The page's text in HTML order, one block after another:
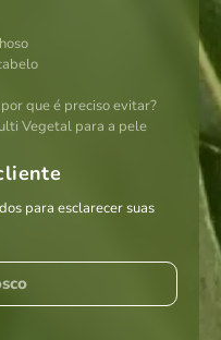
que é preciso evitar?
Vegetal para a pele
para esclarecer suas